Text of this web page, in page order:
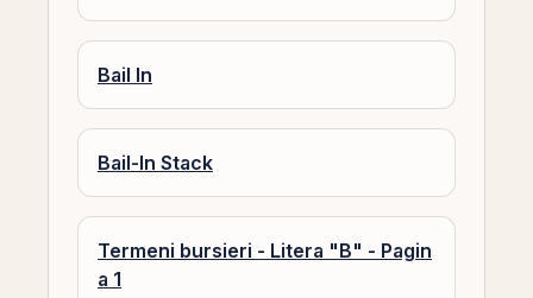
Bail In
Bail-In Stack
Termeni bursieri - Litera "B" - Pagin
a 1